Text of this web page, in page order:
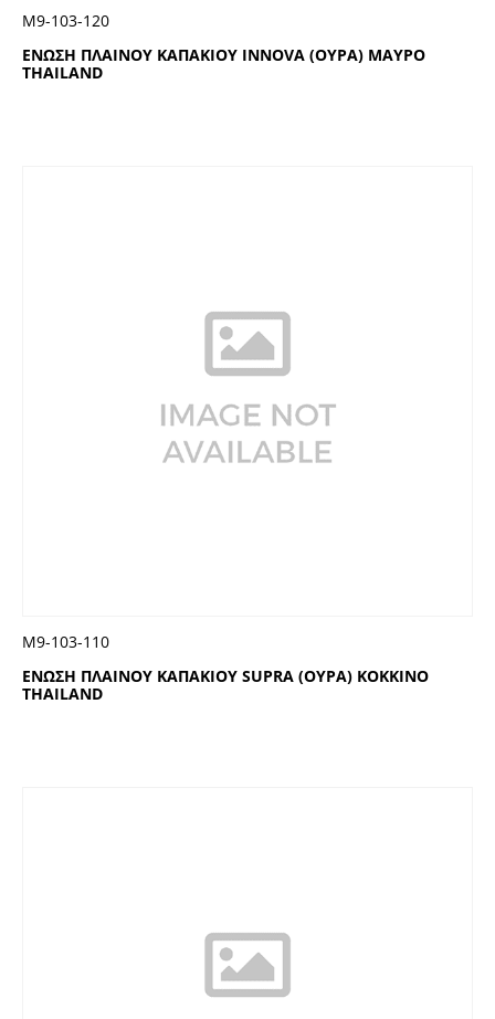
ΕΝΩΣΗ ΠΛΑΙΝΟΥ ΚΑΠΑΚΙΟΥ INNOVA (ΟΥΡΑ) ΜΑΥΡΟ
THAILAND
Μ9-103-120
ΕΝΩΣΗ ΠΛΑΙΝΟΥ ΚΑΠΑΚΙΟΥ SUPRA (ΟΥΡΑ) ΚΟΚΚΙΝΟ
THAILAND
Μ9-103-110